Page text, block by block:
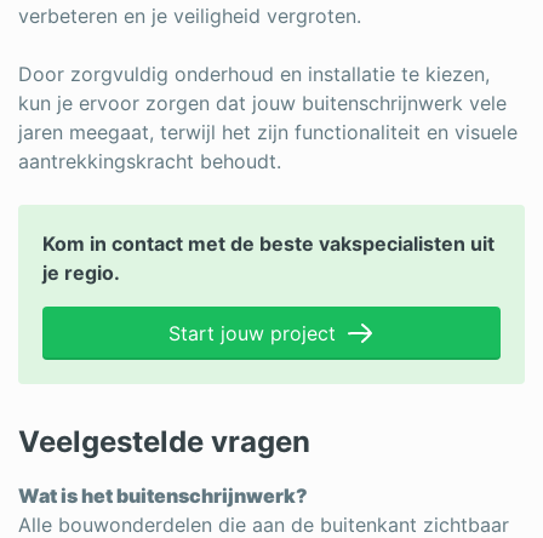
verbeteren en je veiligheid vergroten.
Door zorgvuldig onderhoud en installatie te kiezen,
kun je ervoor zorgen dat jouw buitenschrijnwerk vele
jaren meegaat, terwijl het zijn functionaliteit en visuele
aantrekkingskracht behoudt.
Kom in contact met de beste vakspecialisten uit
je regio.
Start jouw project
Veelgestelde vragen
Wat is het buitenschrijnwerk?
Alle bouwonderdelen die aan de buitenkant zichtbaar